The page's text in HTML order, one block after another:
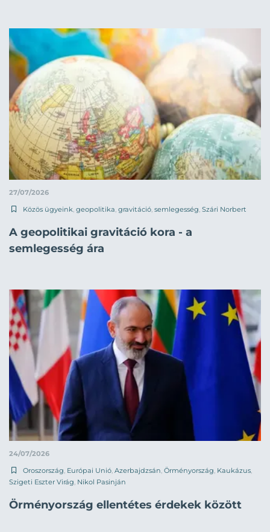
27/07/2026
Közös ügyeink geopolitika gravitáció semlegesség Szári Norbert
A geopolitikai gravitáció kora - a
semlegesség ára
24/07/2026
Oroszország, Európai Unió, Azerbajdzsán, Örményország, Kaukázus,
Szigeti Eszter Virág, Nikol Pasinján
Örményország ellentétes érdekek között